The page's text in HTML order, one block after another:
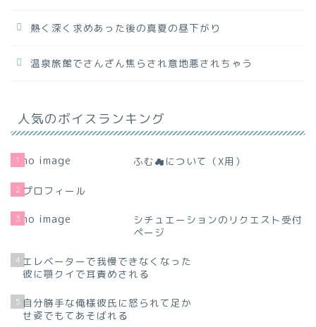
熱く深く求めあった後の真夏の昼下がり
温泉旅館でさんざん焦らされ意地悪されちゃう
人気のボイスランキング
1 ふむ☁について（X用）
2 プロフィール
3
シチュエーションのリクエスト受付
ページ
4 エレベーターで我慢できなくなった
彼に顎クイで耳責めされる
5 自分勝手な俺様彼氏に怒られて足か
せ姿でもてあそばれる